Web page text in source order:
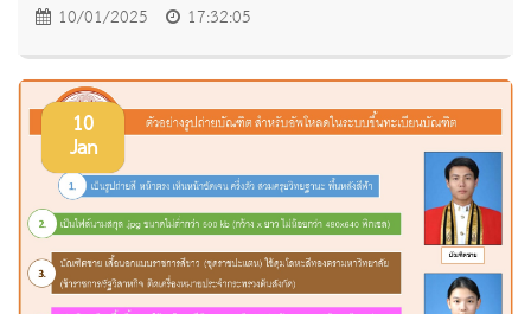
10/01/2025 17:32:05
10
Jan